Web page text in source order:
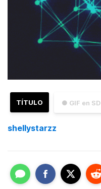
● GIF en SD
TÍTULO
shellystarzz